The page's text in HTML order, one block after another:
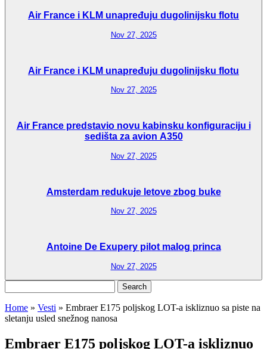
Air France i KLM unapređuju dugolinijsku flotu
Nov 27, 2025
Air France i KLM unapređuju dugolinijsku flotu
Nov 27, 2025
Air France predstavio novu kabinsku konfiguraciju i
sedišta za avion A350
Nov 27, 2025
Amsterdam redukuje letove zbog buke
Nov 27, 2025
Antoine De Exupery pilot malog princa
Nov 27, 2025
for:
Home » Vesti » Embraer E175 poljskog LOT-a iskliznuo sa piste na
sletanju usled snežnog nanosa
Embraer E175 poljskog LOT-a iskliznuo